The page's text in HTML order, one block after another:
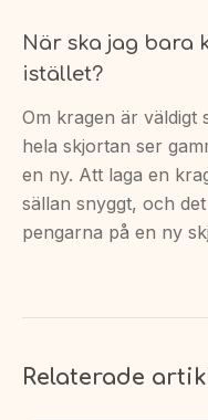
När ska jag bara
istället?
Om kragen är väldigt
hela skjortan ser
en ny. Att laga en
sällan snyggt, och
pengarna på en ny
Relaterade